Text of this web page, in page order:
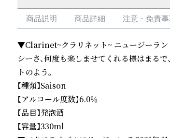
商品説明 商品詳細 注意・免責
▼Clarinet~クラリネット~ ニュージーラン
シーさ、何度も楽しませてくれる様はまる
トのよう。
【種類】Saison
【アルコール度数】6.0％
【品目】発泡酒
【容量】330ml